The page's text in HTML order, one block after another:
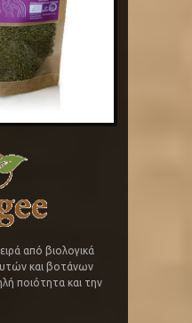
από βιολογικά
και βοτάνων
ποιότητα και την